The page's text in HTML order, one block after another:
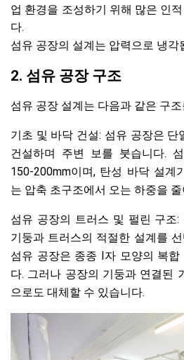
업 환경을 조성하기 위해 많은 인
다.
섬유 공장의 설계는 압력으로 냉각
2. 섬유 공장 구조
섬유 공장 설계는 다음과 같은 구
기초 및 바닥 건설: 섬유 공장은 단
건설하며 주변 보를 붓습니다.
150-200mm이며, 탄성 바닥 설계
는 압축 초구조에서 오는 하중을
섬유 공장의 트러스 및 펄린 구조:
기둥과 트러스의 적절한 설계를
섬유 공장은 종종 I자 모양의 복합
다. 그러나 공장의 기둥과 연결된
으로도 대체할 수 있습니다.